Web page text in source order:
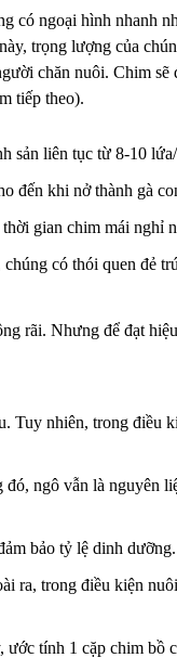
ngoại hình nhanh
trọng lượng của
chăn nuôi. Chim sẽ
tiếp theo).
sản liên tục từ 8-10
đến khi nở thành gà
gian chim mái nghỉ
có thói quen đẻ
rãi. Nhưng để đạt
Tuy nhiên, trong điều
ngô vẫn là nguyên
bảo tỷ lệ dinh dưỡng.
ra, trong điều kiện
tính 1 cặp chim bồ